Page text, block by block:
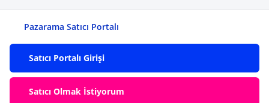
Pazarama Satıcı Portalı
Satıcı Portalı Girişi
Satıcı Olmak İstiyorum